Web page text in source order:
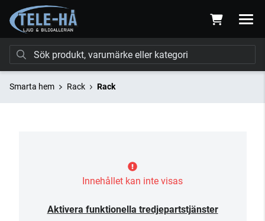
Smarta hem Rack Rack
Innehållet kan inte visas
Aktivera funktionella tredjepartstjänster